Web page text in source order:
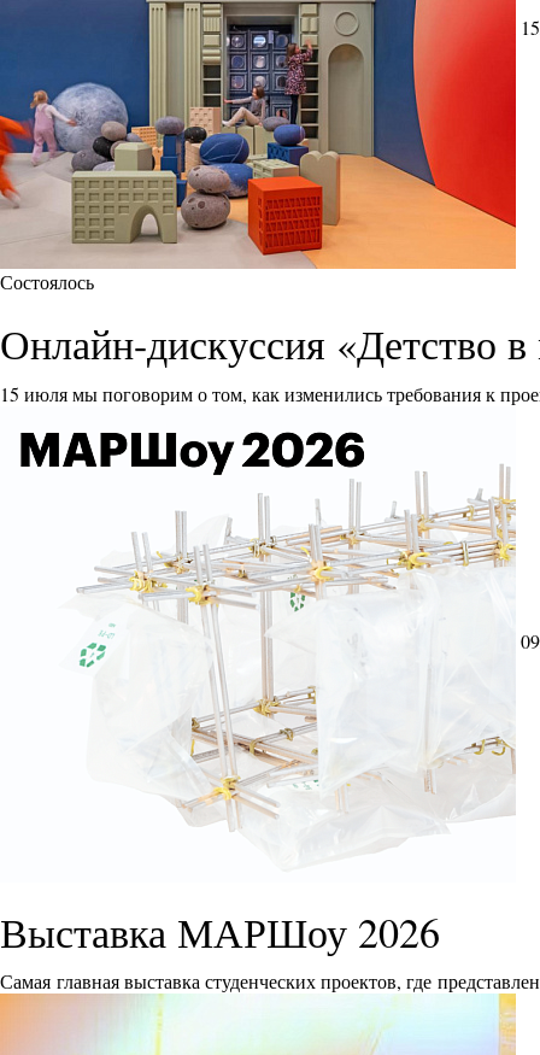
Состоялось
Онлайн-дискуссия «Детство
15 июля мы поговорим о том, как изменились требования к
Выставка МАРШоу 2026
Самая главная выставка студенческих проектов, где